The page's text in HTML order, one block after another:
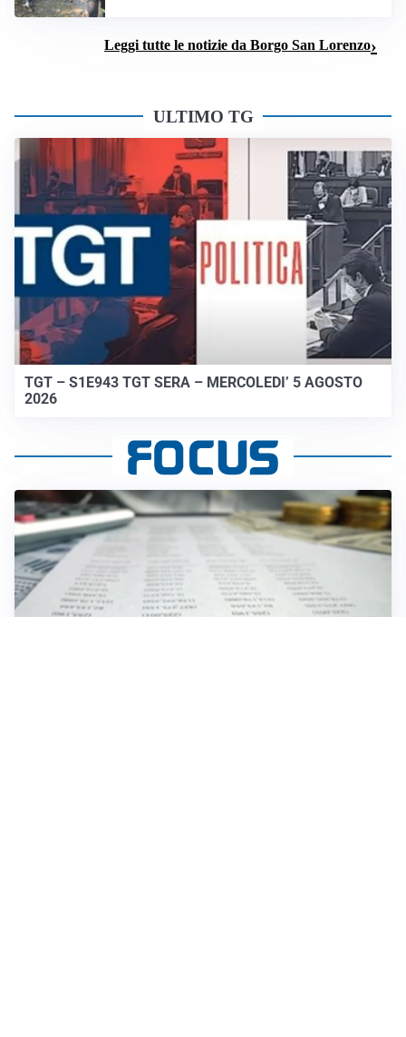
Leggi tutte le notizie da Borgo San Lorenzo
ULTIMO TG
TGT – S1E943 TGT SERA – MERCOLEDI’ 5 AGOSTO
2026